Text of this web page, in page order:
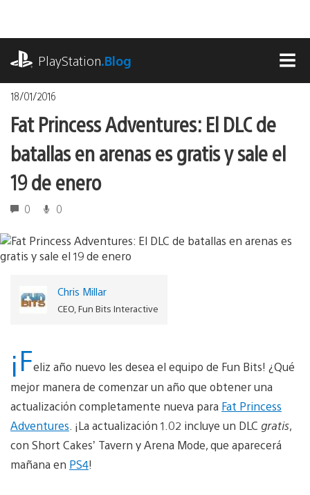
contenido
PlayStation.Blog
18/01/2016
Fat Princess Adventures: El DLC de
batallas en arenas es gratis y sale el
19 de enero
0 0
Chris Millar
CEO, Fun Bits Interactive
¡Feliz año nuevo les desea el equipo de Fun Bits! ¿Qué
mejor manera de comenzar un año que obtener una
actualización completamente nueva para Fat Princess
Adventures . ¡La actualización 1.02 incluye un DLC gratis,
con Short Cakes’ Tavern y Arena Mode, que aparecerá
mañana en PS4!